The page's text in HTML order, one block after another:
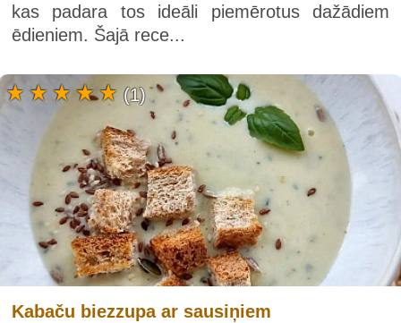
kas padara tos ideāli piemērotus dažādiem
ēdieniem. Šajā rece...
Kabaču biezzupa ar sausiņiem
(1)